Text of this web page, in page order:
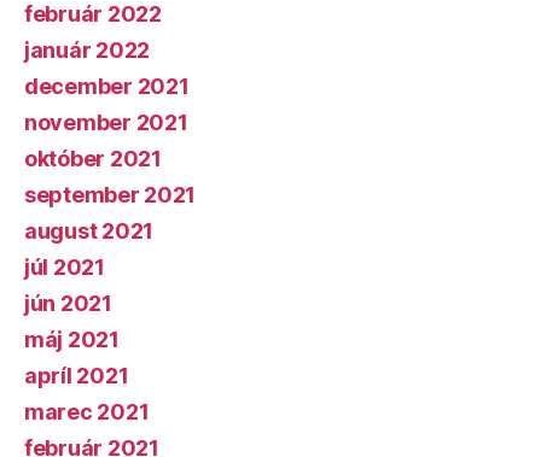
február 2022
január 2022
december 2021
november 2021
október 2021
september 2021
august 2021
júl 2021
jún 2021
máj 2021
apríl 2021
marec 2021
február 2021